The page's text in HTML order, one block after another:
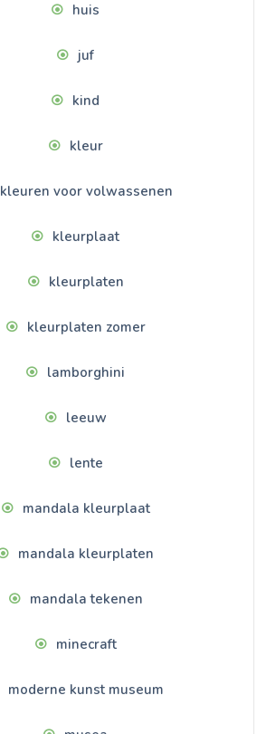
huis
juf
kind
kleur
kleuren voor volwassenen
kleurplaat
kleurplaten
kleurplaten zomer
lamborghini
leeuw
lente
mandala kleurplaat
mandala kleurplaten
mandala tekenen
minecraft
moderne kunst museum